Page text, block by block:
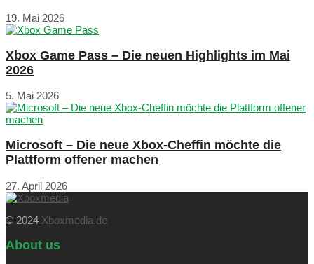
19. Mai 2026
Xbox Game Pass – Die neuen Highlights im Mai
2026
5. Mai 2026
Microsoft – Die neue Xbox-Cheffin möchte die
Plattform offener machen
27. April 2026
© 2024 Xboxmedia.de
About us